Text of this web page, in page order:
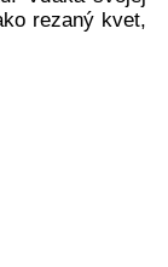
rezaný kvet,